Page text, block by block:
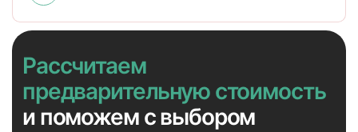
Рассчитаем
предварительную стоимость
и поможем с выбором